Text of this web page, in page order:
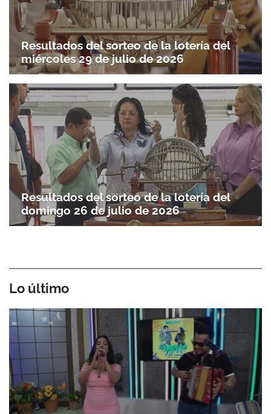
Resultados del sorteo de la lotería del
miércoles 29 de julio de 2026
Resultados del sorteo de la lotería del
domingo 26 de julio de 2026
Lo último